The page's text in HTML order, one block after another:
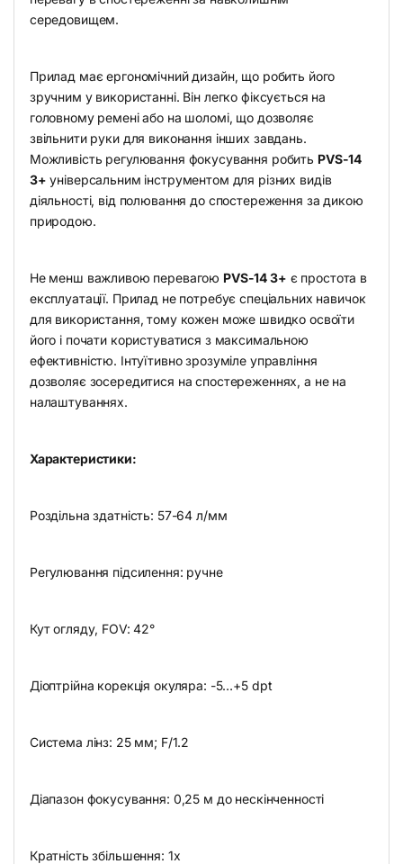
середовищем.
Прилад має ергономічний дизайн, що робить його
зручним у використанні. Він легко фіксується на
головному ремені або на шоломі, що дозволяє
звільнити руки для виконання інших завдань.
Можливість регулювання фокусування робить PVS-14
3+ універсальним інструментом для різних видів
діяльності, від полювання до спостереження за дикою
природою.
Не менш важливою перевагою PVS-14 3+ є простота в
експлуатації. Прилад не потребує спеціальних навичок
для використання, тому кожен може швидко освоїти
його і почати користуватися з максимальною
ефективністю. Інтуїтивно зрозуміле управління
дозволяє зосередитися на спостереженнях, а не на
налаштуваннях.
Характеристики:
Роздільна здатність: 57-64 л/мм
Регулювання підсилення: ручне
Кут огляду, FOV: 42°
Діоптрійна корекція окуляра: -5…+5 dpt
Система лінз: 25 мм; F/1.2
Діапазон фокусування: 0,25 м до нескінченності
Кратність збільшення: 1х